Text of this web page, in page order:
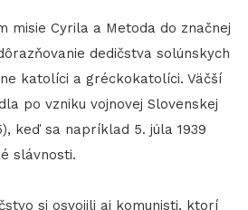
misie Cyrila a Metoda do značnej
dedičstva solúnskych
katolíci a gréckokatolíci. Väčší
po vzniku vojnovej Slovenskej
keď sa napríklad 5. júla 1939
slávnosti.
si osvojili aj komunisti, ktorí